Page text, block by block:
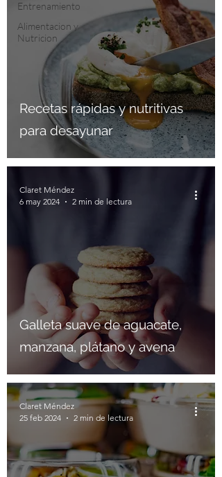
Entrenamiento
Alimentacion y
Nutricion
Recetas rápidas y nutritivas
para desayunar
Galleta suave de aguacate,
manzana, plátano y avena
Claret Méndez
6 may 2024
2 min de lectura
Claret Méndez
25 feb 2024
2 min de lectura